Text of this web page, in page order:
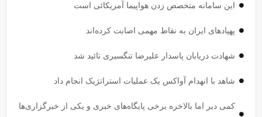
این سامانه متخصص زدن هواپیما آمریکائی است
پهپاد‌های ایران به نقاط مهمی اصابت کرده‌اند
شهادت دریابان پاسدار علیرضا تنگسیری تائید شد
شاهد با انهدام آواکس یک عملیات استراتژیک انجام داد
کمی دیر اما بالاخره برخی پایگاه‌های خبری و یکی از خبرگزاری‌ها